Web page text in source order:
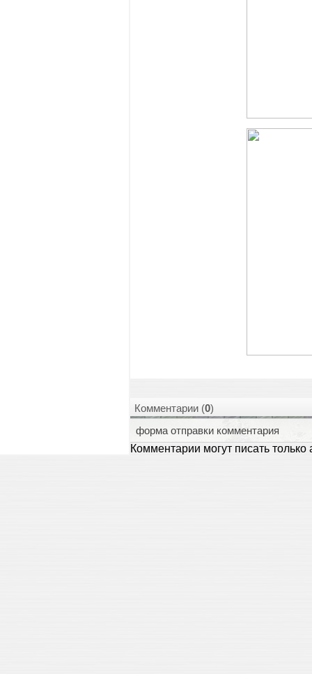
Комментарии (0)
форма отправки комментария
Комментарии могут писать